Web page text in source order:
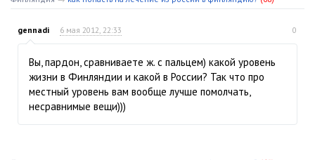
gennadi 6 мая 2012, 22:33 0
Вы, пардон, сравниваете ж. с пальцем) какой уровень
жизни в Финляндии и какой в России? Так что про
местный уровень вам вообще лучше помолчать,
несравнимые вещи)))